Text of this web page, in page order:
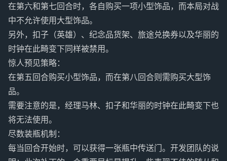
在第六和第七回合时，各自购买一项小型饰品，而本局对战
中不允许使用大型饰品。
另外，扣子（英雄）、纪念品货架、旅途兑换券以及华丽的
时钟在此畸变下同样被禁用。
惊人预见策略：
在第五回合购买小型饰品，而在第八回合则需购买大型饰
品。
需要注意的是，经理马林、扣子和华丽的时钟在此畸变下也
将无法使用。
尽数装瓶机制：
每当回合开始时，可以获得一张瓶中传送门。开发团队的说